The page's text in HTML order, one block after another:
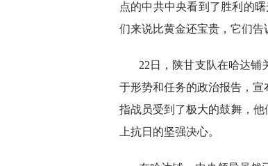
点的中共中央看到了胜利的
们来说比黄金还宝贵，它们
22日，陕甘支队在哈达铺
于形势和任务的政治报告，
指战员受到了极大的鼓舞，
上抗日的坚强决心。